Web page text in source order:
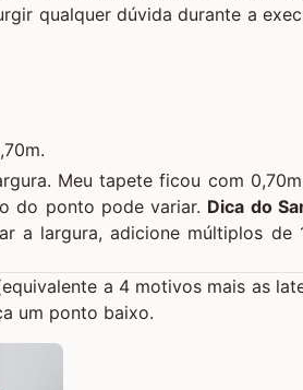
qualquer dúvida durante a
Meu tapete ficou com
do ponto pode variar. Dica do
a largura, adicione múltiplos de
a 4 motivos mais as
um ponto baixo.